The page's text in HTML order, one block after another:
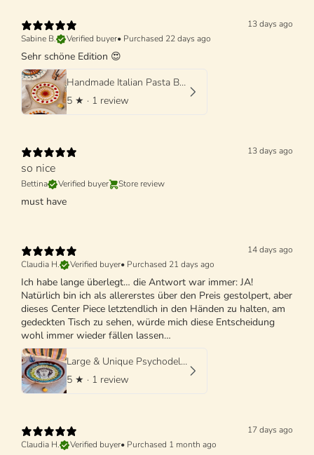
13 days ago
Sabine B.
Verified buyer• Purchased 22 days ago
Sehr schöne Edition 😍
Handmade Italian Pasta Bowl 25 cm | Cappello di Prete "Mutti Edition"
5 ★ · 1 review
13 days ago
so nice
Bettina Verified buyer Store review
must have
14 days ago
Claudia H.
Verified buyer• Purchased 21 days ago
Ich habe lange überlegt… die Antwort war immer: JA!
Natürlich bin ich als allererstes über den Preis gestolpert, aber
dieses Center Piece letztendlich in den Händen zu halten, am
gedeckten Tisch zu sehen, würde mich diese Entscheidung
wohl immer wieder fällen lassen…
Large & Unique Psychodelic Viso Bowl - 42cm - One of a Kind
5 ★ · 1 review
17 days ago
Claudia H.
Verified buyer• Purchased 1 month ago